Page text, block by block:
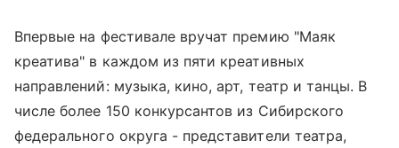
Впервые на фестивале вручат премию "Маяк
креатива" в каждом из пяти креативных
направлений: музыка, кино, арт, театр и танцы. В
числе более 150 конкурсантов из Сибирского
федерального округа - представители театра,